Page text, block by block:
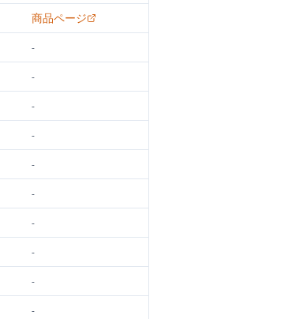
商品ページ
-
-
-
-
-
-
-
-
-
-